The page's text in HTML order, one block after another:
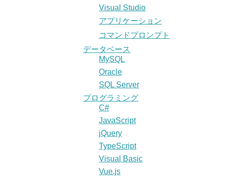
Visual Studio
アプリケーション
コマンドプロンプト
データベース
MySQL
Oracle
SQL Server
プログラミング
C#
JavaScript
jQuery
TypeScript
Visual Basic
Vue.js